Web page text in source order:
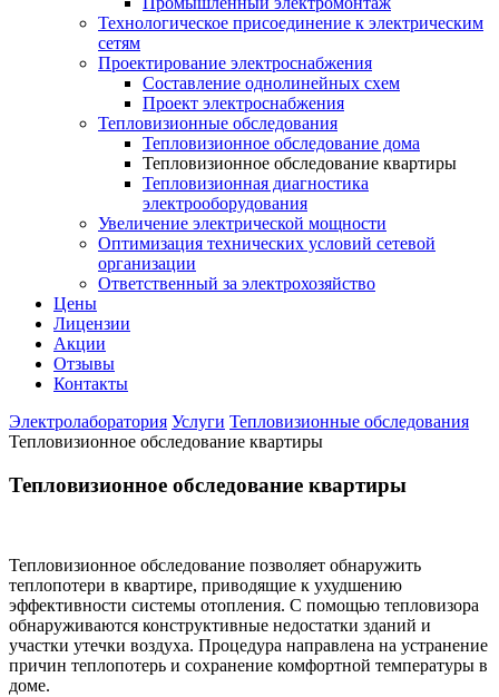
Технологическое присоединение к электрическим
сетям
Проектирование электроснабжения
Составление однолинейных схем
Проект электроснабжения
Тепловизионные обследования
Тепловизионное обследование дома
Тепловизионное обследование квартиры
Тепловизионная диагностика
электрооборудования
Увеличение электрической мощности
Оптимизация технических условий сетевой
организации
Ответственный за электрохозяйство
Цены
Лицензии
Акции
Отзывы
Контакты
Электролаборатория Услуги Тепловизионные обследования
Тепловизионное обследование квартиры
Тепловизионное обследование квартиры
Тепловизионное обследование позволяет обнаружить
теплопотери в квартире, приводящие к ухудшению
эффективности системы отопления. С помощью тепловизора
обнаруживаются конструктивные недостатки зданий и
участки утечки воздуха. Процедура направлена на устранение
причин теплопотерь и сохранение комфортной температуры в
доме.